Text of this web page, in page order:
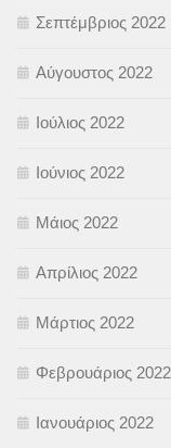
Σεπτέμβριος 2022
Αύγουστος 2022
Ιούλιος 2022
Ιούνιος 2022
Μάιος 2022
Απρίλιος 2022
Μάρτιος 2022
Φεβρουάριος 2022
Ιανουάριος 2022